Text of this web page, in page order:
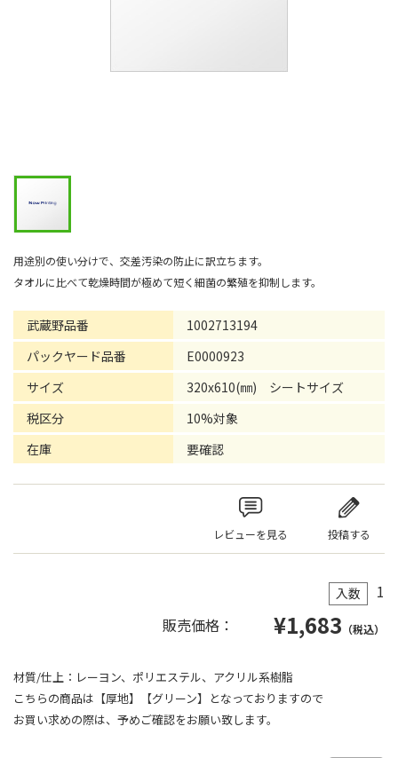
用途別の使い分けで、交差汚染の防止に訳立ちます。
タオルに比べて乾燥時間が極めて短く細菌の繁殖を抑制します。
武蔵野品番
1002713194
パックヤード品番
E0000923
サイズ
320x610(㎜) シートサイズ
税区分
10%対象
在庫
要確認
レビューを見る 投稿する
入数
1
販売価格：
¥1,683 （税込）
材質/仕上：レーヨン、ポリエステル、アクリル系樹脂
こちらの商品は【厚地】【グリーン】となっておりますので
お買い求めの際は、予めご確認をお願い致します。